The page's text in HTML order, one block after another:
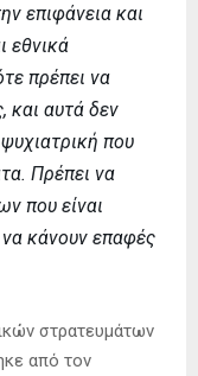
επιφάνεια και
εθνικά
πρέπει να
και αυτά δεν
που
Πρέπει να
που είναι
να κάνουν επαφές
στρατευμάτων
από τον